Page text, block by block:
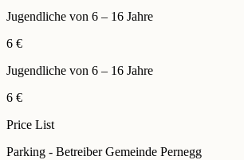
Jugendliche von 6 – 16 Jahre
6 €
Jugendliche von 6 – 16 Jahre
6 €
Price List
Parking - Betreiber Gemeinde Pernegg